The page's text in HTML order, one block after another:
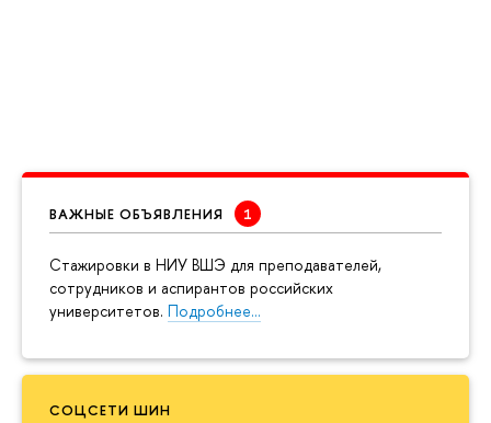
ВАЖНЫЕ ОБЪЯВЛЕНИЯ
Cтажировки в НИУ ВШЭ для преподавателей,
сотрудников и аспирантов российских
университетов. Подробнее…
СОЦСЕТИ ШИН